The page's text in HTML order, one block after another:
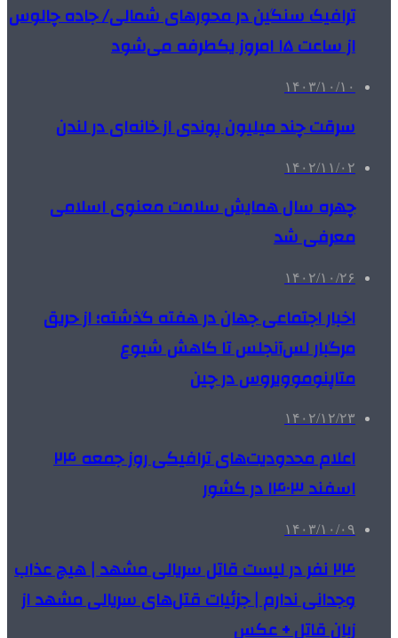
ترافیک سنگین در محورهای شمالی/ جاده چالوس
از ساعت ۱۵ امروز یکطرفه می‌شود
۱۴۰۳/۱۰/۱۰
سرقت چند میلیون‌ پوندی از خانه‌ای در لندن
۱۴۰۲/۱۱/۰۲
چهره سال همایش سلامت معنوی اسلامی
معرفی شد
۱۴۰۲/۱۰/۲۶
اخبار اجتماعی جهان در هفته گذشته؛ از حریق
مرگبار لس‌آنجلس تا کاهش شیوع
متاپنوموویروس در چین
۱۴۰۲/۱۲/۲۳
اعلام محدودیت‌های ترافیکی روز جمعه ۲۴
اسفند ۱۴۰۳ در کشور
۱۴۰۳/۱۰/۰۹
۲۴ نفر در لیست قاتل سریالی مشهد | هیچ عذاب
وجدانی ندارم | جزئیات قتل‌های سریالی مشهد از
زبان قاتل + عکس